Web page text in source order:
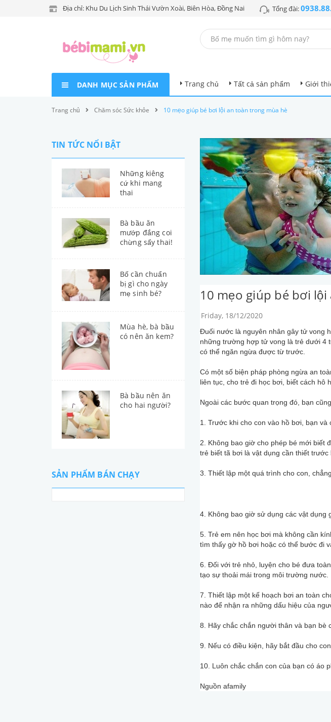
Địa chỉ: Khu Du Lịch Sinh Thái Vườn Xoài, Biên Hòa, Đồng Nai Tổng đài:
DANH MỤC SẢN PHẨM Trang chủ Tất cả sản phẩm Giới
Trang chủ Chăm sóc Sức khỏe 10 mẹo giúp bé bơi lội an toàn trong mùa hè
TIN TỨC NỔI BẬT
Những kiêng
cứ khi mang
thai
Bà bầu ăn
mướp đắng coi
chừng sẩy thai!
Bố cần chuẩn
bị gì cho ngày
mẹ sinh bé?
Mùa hè, bà bầu
có nên ăn kem?
Bà bầu nên ăn
cho hai người?
SẢN PHẨM BÁN CHẠY
10 mẹo giúp bé bơi
Friday, 18/12/2020
Đuối nước là nguyên nhân gây tử vong
những trường hợp tử vong là trẻ dưới 4
có thể ngăn ngừa được từ trước.
Có một số biện pháp phòng ngừa an
liên tục, cho trẻ đi học bơi, biết cách hô
Ngoài các bước quan trọng đó, bạn
1. Trước khi cho con vào hồ bơi, bạn và
2. Không bao giờ cho phép bé mới biết
trẻ biết tã bơi là vật dụng cần thiết
3. Thiết lập một quá trình cho con,
4. Không bao giờ sử dụng các vật dụng
5. Trẻ em nên học bơi mà không cần
tìm thấy gờ hồ bơi hoặc có thể bước đi
6. Đối với trẻ nhỏ, luyện cho bé đưa
tạo sự thoải mái trong môi trường nước.
7. Thiết lập một kế hoạch bơi an toàn
nào để nhận ra những dấu hiệu của
8. Hãy chắc chắn người thân và bạn bè
9. Nếu có điều kiện, hãy bắt đầu cho
10. Luôn chắc chắn con của bạn có áo
Nguồn afamily